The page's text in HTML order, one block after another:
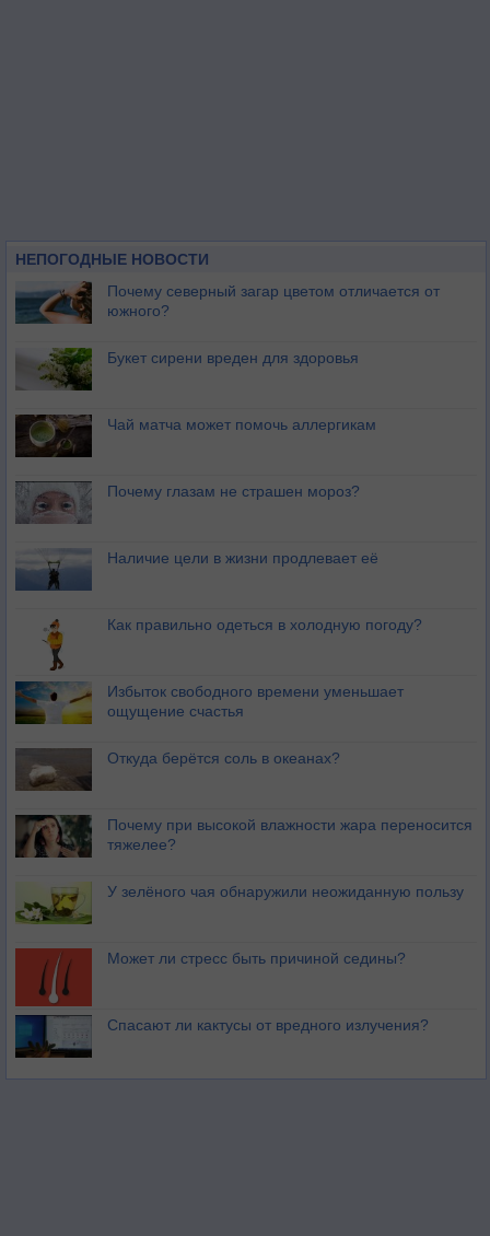
НЕПОГОДНЫЕ НОВОСТИ
Почему северный загар цветом отличается от
южного?
Букет сирени вреден для здоровья
Чай матча может помочь аллергикам
Почему глазам не страшен мороз?
Наличие цели в жизни продлевает её
Как правильно одеться в холодную погоду?
Избыток свободного времени уменьшает
ощущение счастья
Откуда берётся соль в океанах?
Почему при высокой влажности жара переносится
тяжелее?
У зелёного чая обнаружили неожиданную пользу
Может ли стресс быть причиной седины?
Спасают ли кактусы от вредного излучения?